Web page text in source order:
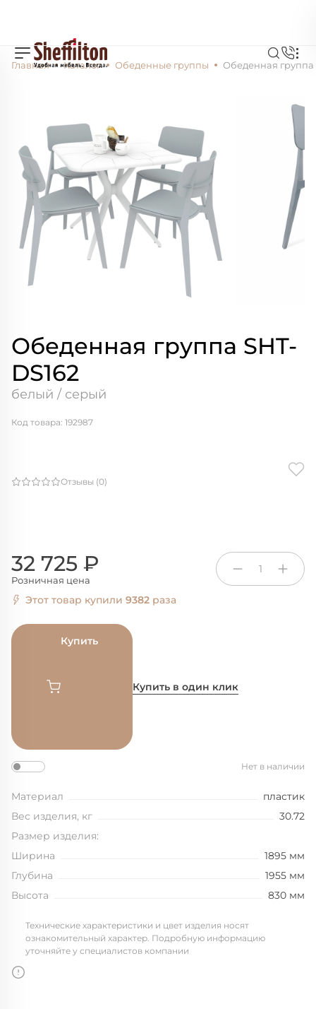
Главная Каталог Обеденные группы Обеденная группа
Обеденная группа SHT-
DS162
белый / серый
Отзывы (0)
Код товара: 192987
32 725 ₽
Розничная цена
1
Этот товар купили 9382 раза
Купить
Купить в один клик
Нет в наличии
Материал
пластик
Вес изделия, кг
30.72
Размер изделия:
Ширина
1895 мм
Глубина
1955 мм
Высота
830 мм
Технические характеристики и цвет изделия носят
ознакомительный характер. Подробную информацию
уточняйте у специалистов компании